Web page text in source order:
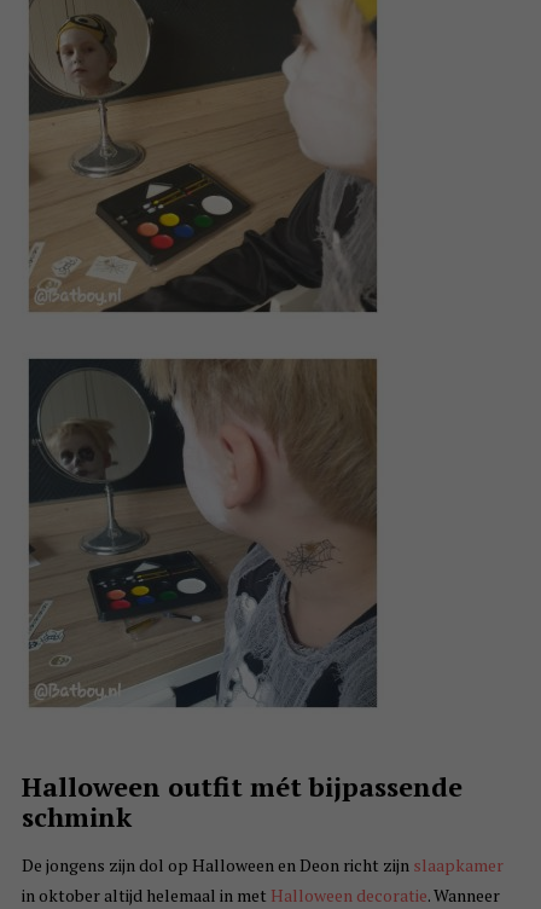
Halloween outfit mét bijpassende
schmink
De jongens zijn dol op Halloween en Deon richt zijn slaapkamer
in oktober altijd helemaal in met Halloween decoratie. Wanneer